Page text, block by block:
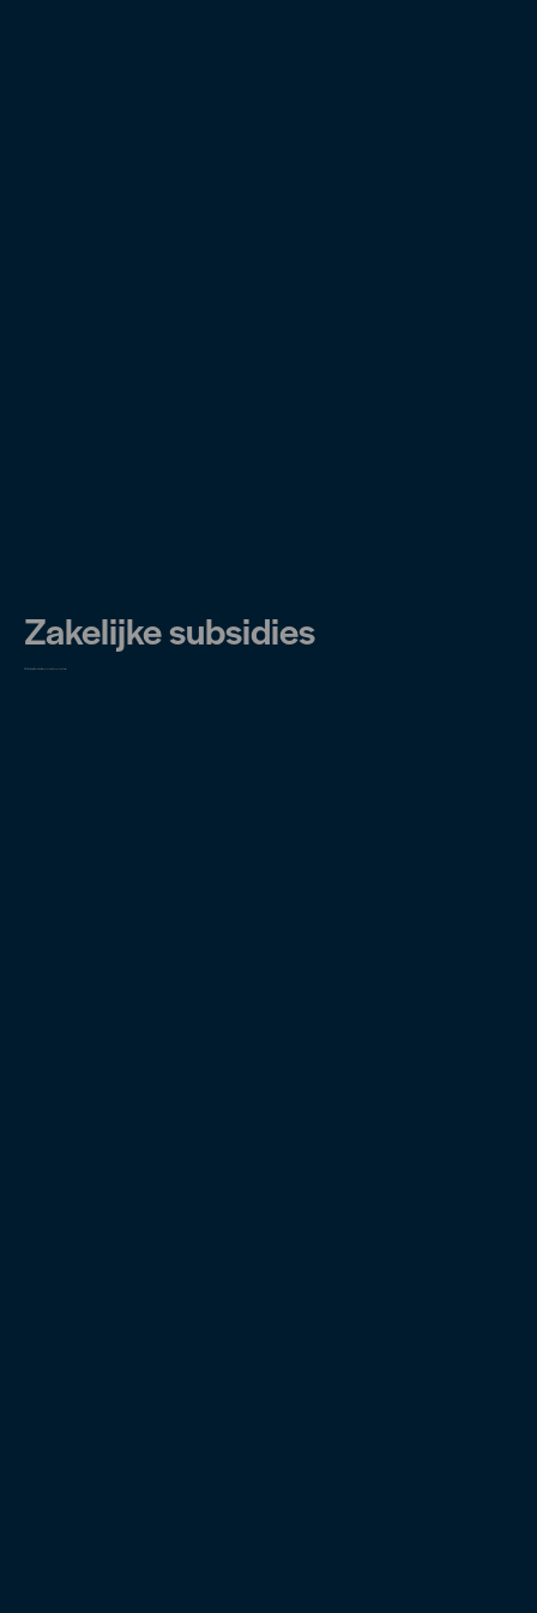
Zakelijke subsidies
Ontdek welke subsidies voor jou interessant zijn!